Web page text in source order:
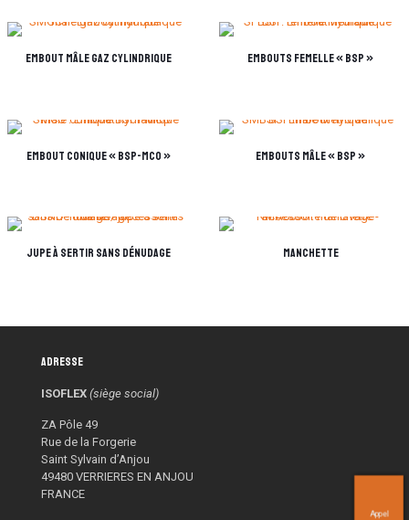
Embout Mâle GAZ CYLINDRIQUE Embouts Femelle « BSP »
Embout conique « BSP-MCO » Embouts Mâle « BSP »
Jupe à sertir sans dénudage Manchette
Adresse
ISOFLEX (siège social)
ZA Pôle 49
Rue de la Forgerie
Saint Sylvain d’Anjou
49480 VERRIERES EN ANJOU
FRANCE
Appel